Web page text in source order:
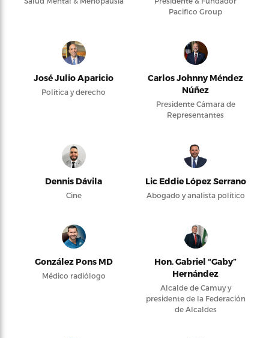
Pacifico Group
José Julio Aparicio
Política y derecho
Carlos Johnny Méndez
Núñez
Presidente Cámara de
Representantes
Dennis Dávila
Cine
Lic Eddie López Serrano
Abogado y analista político
González Pons MD
Médico radiólogo
Hon. Gabriel “Gaby”
Hernández
Alcalde de Camuy y
presidente de la Federación
de Alcaldes